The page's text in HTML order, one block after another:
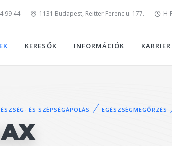
99 44 1131 Budapest, Reitter Ferenc u. 177. H-
KERESŐK INFORMÁCIÓK KARRIER
ÉS SZÉPSÉGÁPOLÁS EGÉSZSÉGMEGŐRZÉS